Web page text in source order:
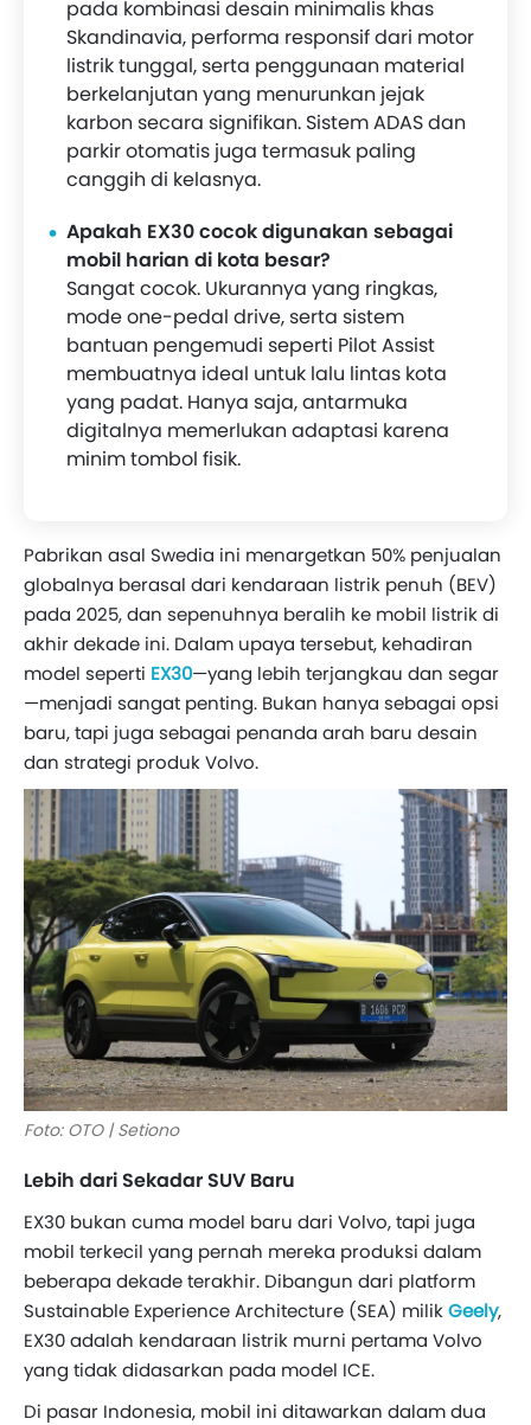
pada kombinasi desain minimalis khas
Skandinavia, performa responsif dari motor
listrik tunggal, serta penggunaan material
berkelanjutan yang menurunkan jejak
karbon secara signifikan. Sistem ADAS dan
parkir otomatis juga termasuk paling
canggih di kelasnya.
Apakah EX30 cocok digunakan sebagai
mobil harian di kota besar?
Sangat cocok. Ukurannya yang ringkas,
mode one-pedal drive, serta sistem
bantuan pengemudi seperti Pilot Assist
membuatnya ideal untuk lalu lintas kota
yang padat. Hanya saja, antarmuka
digitalnya memerlukan adaptasi karena
minim tombol fisik.
Pabrikan asal Swedia ini menargetkan 50% penjualan
globalnya berasal dari kendaraan listrik penuh (BEV)
pada 2025, dan sepenuhnya beralih ke mobil listrik di
akhir dekade ini. Dalam upaya tersebut, kehadiran
model seperti EX30—yang lebih terjangkau dan segar
—menjadi sangat penting. Bukan hanya sebagai opsi
baru, tapi juga sebagai penanda arah baru desain
dan strategi produk Volvo.
Foto: OTO | Setiono
Lebih dari Sekadar SUV Baru
EX30 bukan cuma model baru dari Volvo, tapi juga
mobil terkecil yang pernah mereka produksi dalam
beberapa dekade terakhir. Dibangun dari platform
Sustainable Experience Architecture (SEA) milikGeely,
EX30 adalah kendaraan listrik murni pertama Volvo
yang tidak didasarkan pada model ICE.
Di pasar Indonesia, mobil ini ditawarkan dalam dua